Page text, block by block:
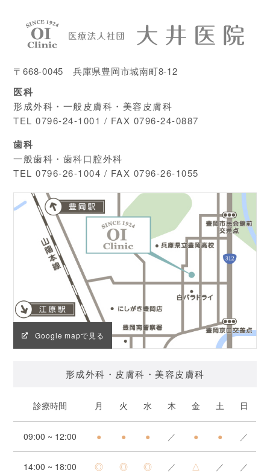
〒668-0045 兵庫県豊岡市城南町8-12
医科
形成外科・一般皮膚科・美容皮膚科
TEL0796-24-1001 / FAX 0796-24-0887
歯科
一般歯科・歯科口腔外科
TEL0796-26-1004 / FAX 0796-26-1055
Google mapで見る
形成外科・皮膚科・美容皮膚科
診療時間 月 火 水 木 金 土 日
09:00 ~ 12:00 ● ● ● ／ ● ● ／
14:00 ~ 18:00 ◎ ◎ ◎ ／ △ ／ ／